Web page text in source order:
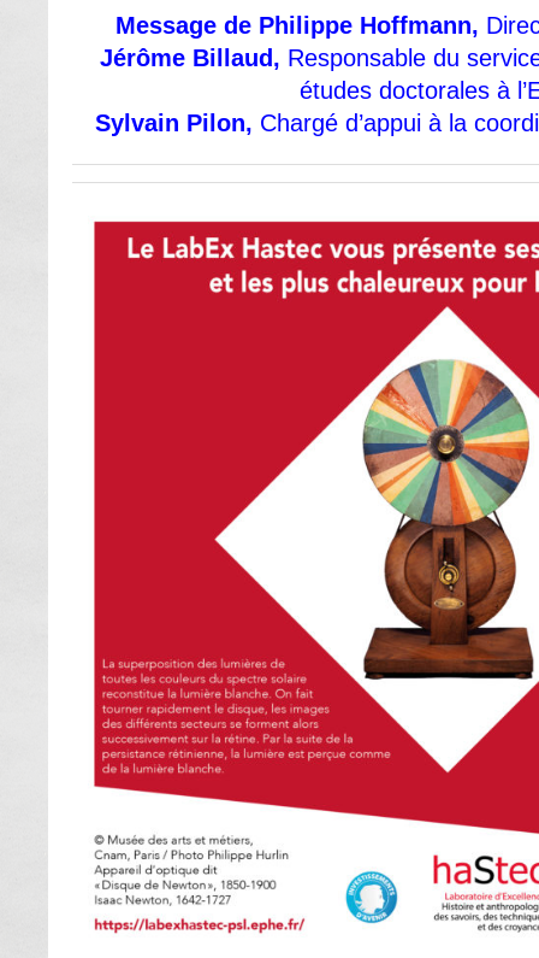
Message de Philippe Hoffmann,
Jérôme Billaud, Responsable du
études doctorales à
Sylvain Pilon, Chargé d’appui à la